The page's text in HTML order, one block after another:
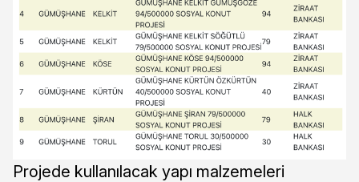
Projede kullanılacak yapı malzemeleri